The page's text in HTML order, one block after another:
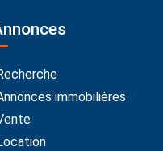
immobilières